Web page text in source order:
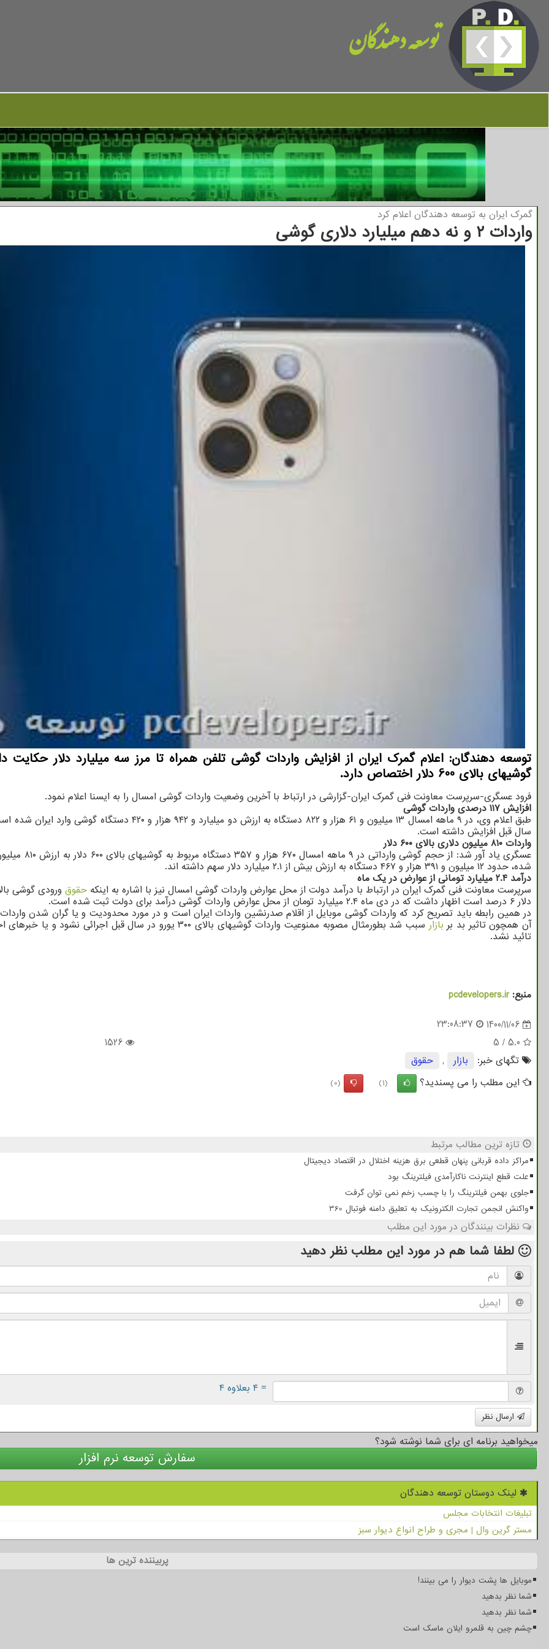
توسعه دهندگان
گمرك ایران به توسعه دهندگان اعلام كرد
واردات ۲ و نه دهم میلیارد دلاری گوشی
گوشیهای بالای 600 دلار اختصاص دارد.
فرود عسگری-سرپرست معاونت فنی گمرک ایران-گزارشی در ارتباط با آخرین وضعیت واردات گوشی امسال را به ایسنا اعلام نمود.
افزایش ۱۱۷ درصدی واردات گوشی
سال قبل افزایش داشته است.
واردات ۸۱۰ میلیون دلاری بالای ۶۰۰ دلار
شده، حدود ۱۲ میلیون و ۳۹۱ هزار و ۴۶۷ دستگاه به ارزش بیش از ۲.۱ میلیارد دلار سهم داشته اند.
درآمد ۲.۴ میلیارد تومانی از عوارض در یک ماه
سرپرست معاونت فنی گمرک ایران در ارتباط با درآمد دولت از محل عوارض واردات گوشی امسال نیز با اشاره به اینکه حقوق
دلار ۶ درصد است اظهار داشت که در دی ماه ۲.۴ میلیارد تومان از محل عوارض واردات گوشی درآمد برای دولت ثبت شده است.
در همین رابطه باید تصریح کرد که واردات گوشی موبایل از اقلام صدرنشین واردات ایران است و در مورد محدودیت و یا گران شدن
آن همچون تاثیر بد بر بازار
تائید نشد.
منبع:pcdevelopers.ir
1400/11/06
23:08:37
5.0
/
5
1526
تگهای خبر:
بازار ,
حقوق
این مطلب را می پسندید؟
(1)
(0)
تازه ترین مطالب مرتبط
مراکز داده قربانی پنهان قطعی برق هزینه اختلال در اقتصاد دیجیتال
علت قطع اینترنت ناکارآمدی فیلترینگ بود
جلوی بهمن فیلترینگ را با چسب زخم نمی توان گرفت
واکنش انجمن تجارت الکترونیک به تعلیق دامنه فوتبال 360
نظرات بینندگان در مورد این مطلب
لطفا شما هم در مورد این مطلب نظر دهید
= ۴ بعلاوه ۴
ارسال نظر
میخواهید برنامه ای برای شما نوشته شود؟
سفارش توسعه نرم افزار
لینک دوستان توسعه دهندگان
تبلیغات انتخابات مجلس
مستر گرین وال | مجری و طراح انواع دیوار سبز
پربیننده ترین ها
موبایل ها پشت دیوار را می بینند!
شما نظر بدهید
شما نظر بدهید
چشم چین به قلمرو ایلان ماسک است